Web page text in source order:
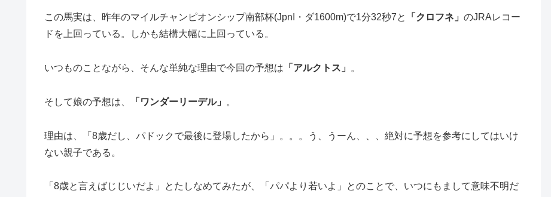
この馬実は、昨年のマイルチャンピオンシップ南部杯(JpnI・ダ1600m)で1分32秒7と 「クロフネ」 のJRAレコー
ドを上回っている。しかも結構大幅に上回っている。
いつものことながら、そんな単純な理由で今回の予想は 「アルクトス」 。
そして娘の予想は、 「ワンダーリーデル」 。
理由は、「8歳だし、パドックで最後に登場したから」。。。う、うーん、、、絶対に予想を参考にしてはいけ
ない親子である。
「8歳と言えばじじいだよ」とたしなめてみたが、「パパより若いよ」とのことで、いつにもまして意味不明だ